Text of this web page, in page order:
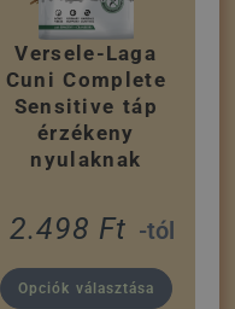
Versele-Laga
Cuni Complete
Sensitive táp
érzékeny
nyulaknak
2.498 Ft -tól
Opciók választása